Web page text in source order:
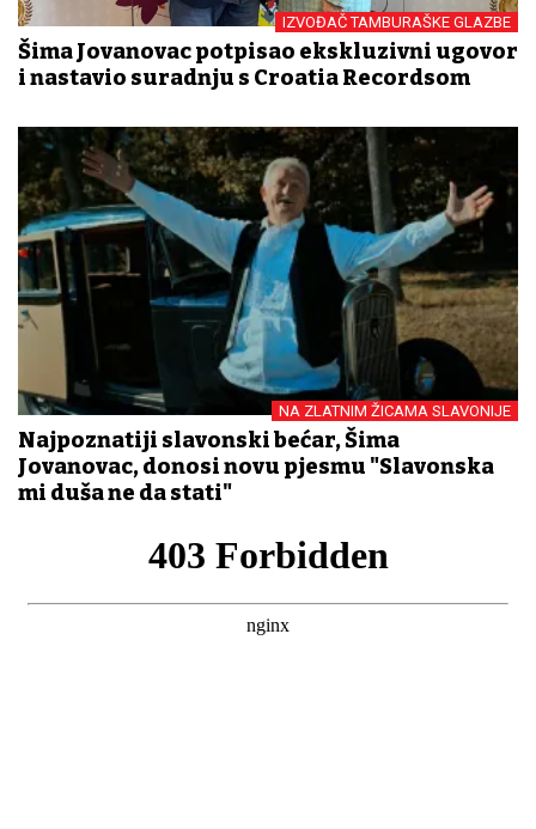
IZVOĐAČ TAMBURAŠKE GLAZBE
Šima Jovanovac potpisao ekskluzivni ugovor
i nastavio suradnju s Croatia Recordsom
NA ZLATNIM ŽICAMA SLAVONIJE
Najpoznatiji slavonski bećar, Šima
Jovanovac, donosi novu pjesmu "Slavonska
mi duša ne da stati"